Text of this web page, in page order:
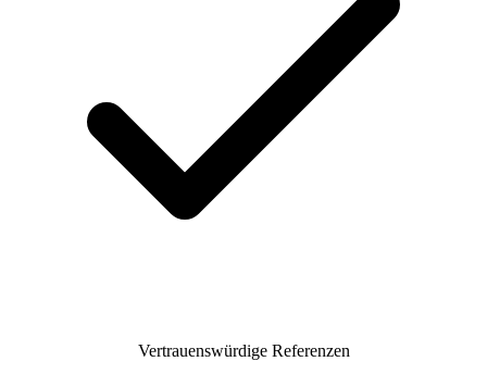
Vertrauenswürdige Referenzen